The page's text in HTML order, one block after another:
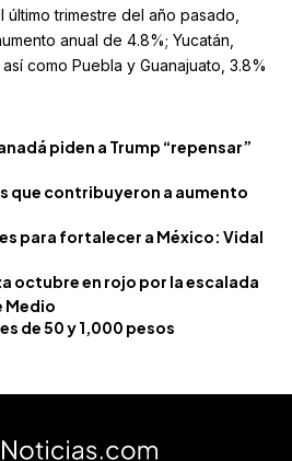
último trimestre del año pasado,
anual de 4.8%; Yucatán,
como Puebla y Guanajuato, 3.8%
piden a Trump “repensar”
que contribuyeron a aumento
para fortalecer a México: Vidal
octubre en rojo por la escalada
Medio
de 50 y 1,000 pesos